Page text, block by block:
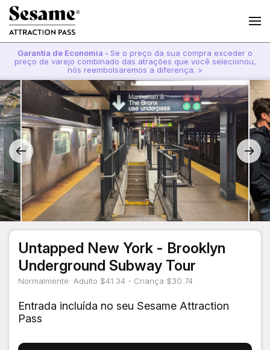
Garantia de Economia - Se o preço da sua compra exceder o
preço de varejo combinado das atrações que você selecionou,
nós reembolsaremos a diferença. >
Untapped New York - Brooklyn
Underground Subway Tour
Normalmente: Adulto $41.34 - Criança $30.74
Entrada incluída no seu Sesame Attraction
Pass